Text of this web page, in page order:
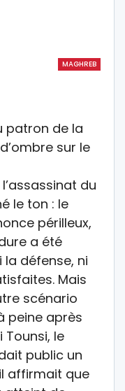
MAGHREB
du
le ton : le
périlleux,
a été
la défense, ni
Mais
scénario
peine après
Tounsi, le
public un
affirmait que